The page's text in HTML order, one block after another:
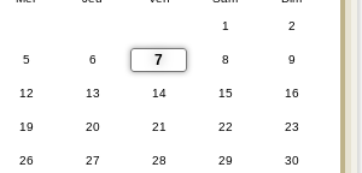
1 2
5 6 7 8 9
12 13 14 15 16
19 20 21 22 23
26 27 28 29 30